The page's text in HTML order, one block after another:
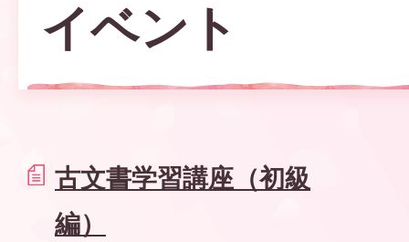
イベント
古文書学習講座（初級
編）